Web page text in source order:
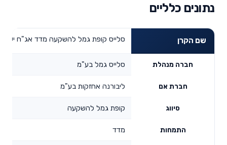
נתונים כלליים
שם הקרן סלייס קופת גמל להשקעה מדד אג"ח
חברה מנהלת סלייס גמל בע"מ
חברת אם ליבורנה אחזקות בע"מ
סיווג קופת גמל להשקעה
התמחות מדד